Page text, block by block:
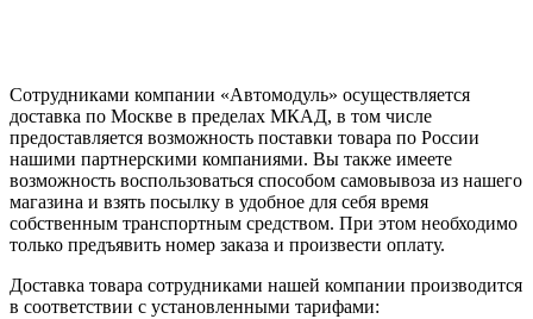
Сотрудниками компании «Автомодуль» осуществляется
доставка по Москве в пределах МКАД, в том числе
предоставляется возможность поставки товара по России
нашими партнерскими компаниями. Вы также имеете
возможность воспользоваться способом самовывоза из нашего
магазина и взять посылку в удобное для себя время
собственным транспортным средством. При этом необходимо
только предъявить номер заказа и произвести оплату.
Доставка товара сотрудниками нашей компании производится
в соответствии с установленными тарифами: